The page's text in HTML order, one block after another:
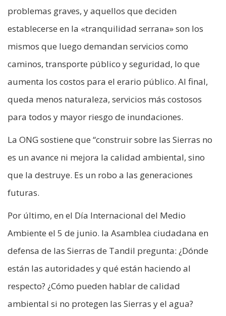
problemas graves, y aquellos que deciden
establecerse en la «tranquilidad serrana» son los
mismos que luego demandan servicios como
caminos, transporte público y seguridad, lo que
aumenta los costos para el erario público. Al final,
queda menos naturaleza, servicios más costosos
para todos y mayor riesgo de inundaciones.
La ONG sostiene que “construir sobre las Sierras no
es un avance ni mejora la calidad ambiental, sino
que la destruye. Es un robo a las generaciones
futuras.
Por último, en el Día Internacional del Medio
Ambiente el 5 de junio. la Asamblea ciudadana en
defensa de las Sierras de Tandil pregunta: ¿Dónde
están las autoridades y qué están haciendo al
respecto? ¿Cómo pueden hablar de calidad
ambiental si no protegen las Sierras y el agua?